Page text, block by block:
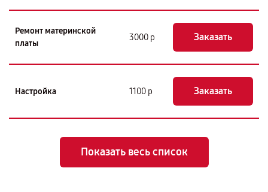
Ремонт материнской
платы
3000 р Заказать
Настройка 1100 р Заказать
Показать весь список